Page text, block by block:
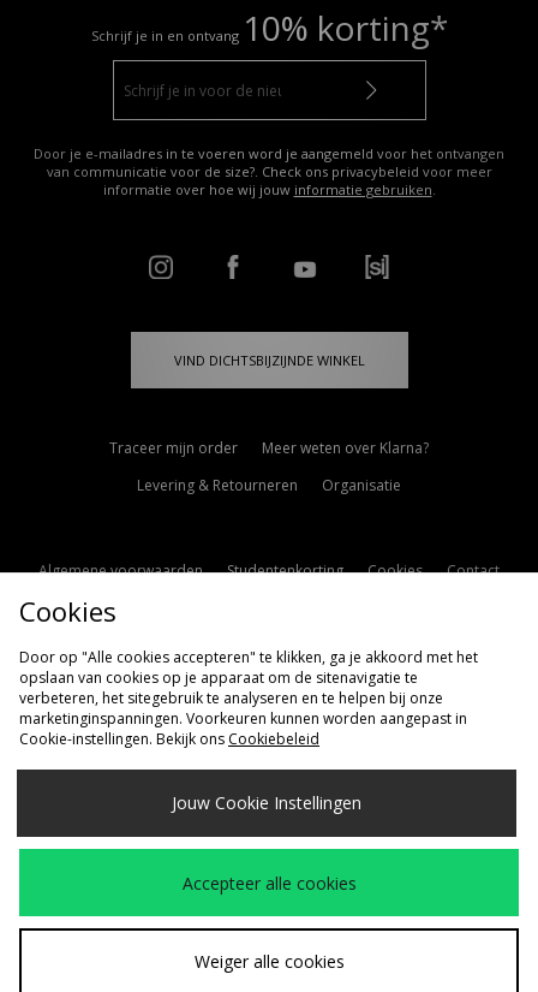
Schrijf je in en ontvang 10% korting*
Door je e-mailadres in te voeren word je aangemeld voor het ontvangen
van communicatie voor de size?. Check ons privacybeleid voor meer
informatie over hoe wij jouw informatie gebruiken.
VIND DICHTSBIJZIJNDE WINKEL
Traceer mijn order
Meer weten over Klarna?
Levering & Retourneren
Organisatie
Algemene voorwaarden Studentenkorting Cookies
Contact
Cookie Instellingen
Verzenden Naar
Nederland
Wij accepteren de volgende betaalmethoden
Bezoek onze bedrijfspaginawww.jdplc.com
Cookies
Door op "Alle cookies accepteren" te klikken, ga je akkoord met het
opslaan van cookies op je apparaat om de sitenavigatie te
verbeteren, het sitegebruik te analyseren en te helpen bij onze
marketinginspanningen. Voorkeuren kunnen worden aangepast in
Cookie-instellingen. Bekijk ons Cookiebeleid
Jouw Cookie Instellingen
Accepteer alle cookies
Weiger alle cookies